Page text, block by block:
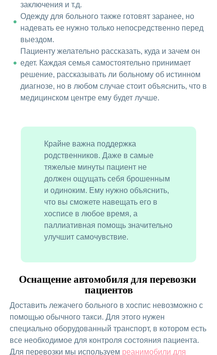
заключения и т.д.
Одежду для больного также готовят заранее, но
надевать ее нужно только непосредственно перед
выездом.
Пациенту желательно рассказать, куда и зачем он
едет. Каждая семья самостоятельно принимает
решение, рассказывать ли больному об истинном
диагнозе, но в любом случае стоит объяснить, что в
медицинском центре ему будет лучше.
Крайне важна поддержка
родственников. Даже в самые
тяжелые минуты пациент не
должен ощущать себя брошенным
и одиноким. Ему нужно объяснить,
что вы сможете навещать его в
хосписе в любое время, а
паллиативная помощь значительно
улучшит самочувствие.
Оснащение автомобиля для перевозки
пациентов
Доставить лежачего больного в хоспис невозможно с
помощью обычного такси. Для этого нужен
специально оборудованный транспорт, в котором есть
все необходимое для контроля состояния пациента.
Для перевозки мы используем реанимобили для